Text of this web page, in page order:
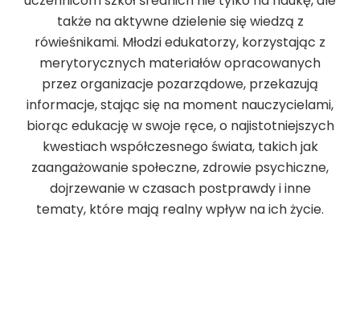
także na aktywne dzielenie się wiedzą z
rówieśnikami. Młodzi edukatorzy, korzystając z
merytorycznych materiałów opracowanych
przez organizacje pozarządowe, przekazują
informacje, stając się na moment nauczycielami,
biorąc edukację w swoje ręce, o najistotniejszych
kwestiach współczesnego świata, takich jak
zaangażowanie społeczne, zdrowie psychiczne,
dojrzewanie w czasach postprawdy i inne
tematy, które mają realny wpływ na ich życie.